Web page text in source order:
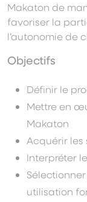
Makaton de
favoriser la
l’autonomie de
Objectifs
Définir le
Mettre en
Makaton
Acquérir les
Interpréter
utilisation